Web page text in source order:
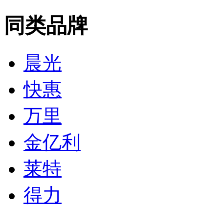
同类品牌
晨光
快惠
万里
金亿利
莱特
得力